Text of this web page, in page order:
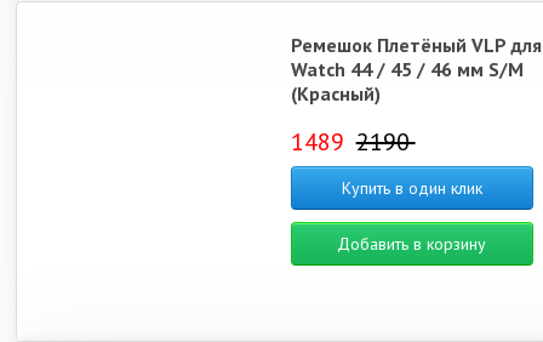
Ремешок Плетёный VLP
Watch 44 / 45 / 46 мм S/M
(Красный)
1489 2190
Купить в один клик
Добавить в корзину